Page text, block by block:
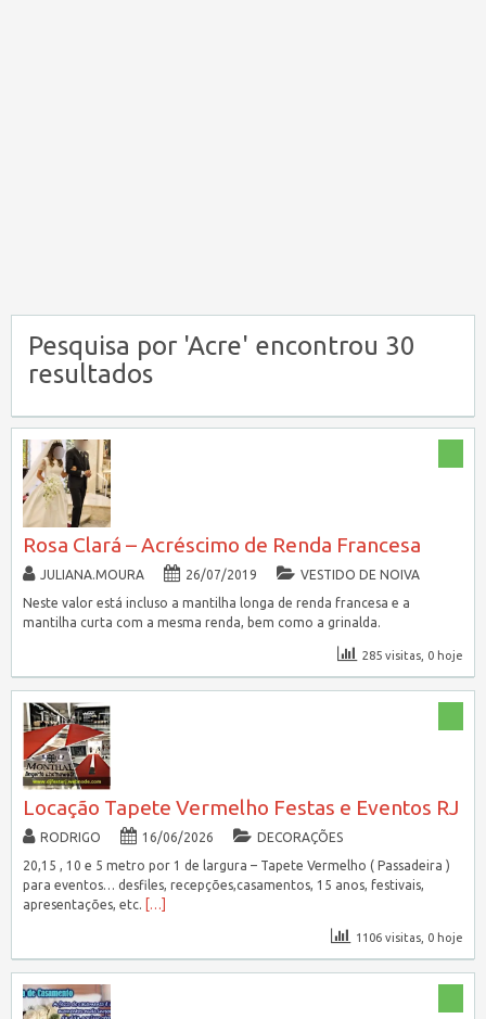
Pesquisa por 'Acre' encontrou 30
resultados
Rosa Clará – Acréscimo de Renda Francesa
JULIANA.MOURA 26/07/2019
VESTIDO DE NOIVA
Neste valor está incluso a mantilha longa de renda francesa e a
mantilha curta com a mesma renda, bem como a grinalda.
285 visitas, 0 hoje
Locação Tapete Vermelho Festas e Eventos RJ
RODRIGO 16/06/2026
DECORAÇÕES
20,15 , 10 e 5 metro por 1 de largura – Tapete Vermelho ( Passadeira )
para eventos… desfiles, recepções,casamentos, 15 anos, festivais,
apresentações, etc.
[…]
1106 visitas, 0 hoje